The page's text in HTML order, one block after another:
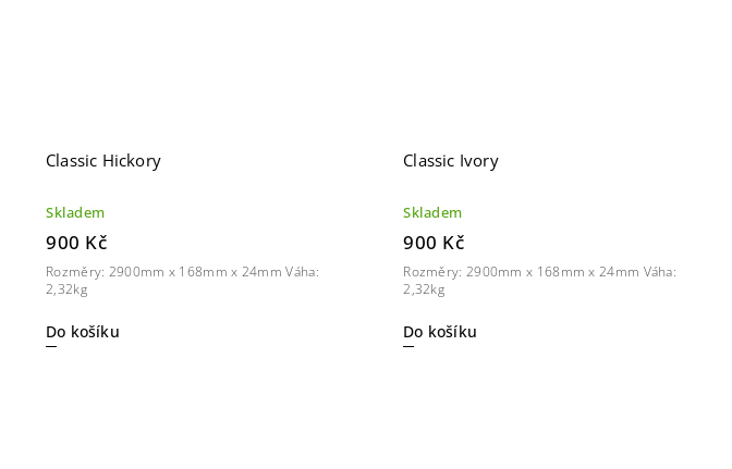
Classic Hickory
Skladem
900 Kč
Do košíku
Rozměry: 2900mm x 168mm x 24mm Váha:
2,32kg
Classic Ivory
Skladem
900 Kč
Do košíku
Rozměry: 2900mm x 168mm x 24mm Váha:
2,32kg